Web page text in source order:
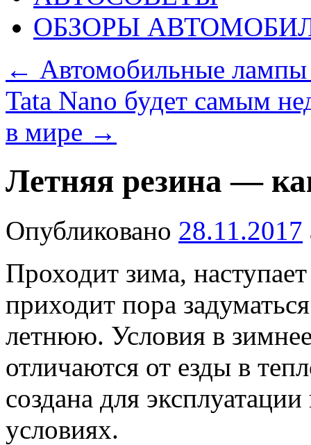
ОБЗОРЫ
← Автомобильные лампы
Tata Nano будет самым
в мире →
Летняя резина —
Опубликовано 28.11.2017
Проходит зима,
приходит пора
летнюю. Условия в
отличаются от езды в
создана для
условиях.